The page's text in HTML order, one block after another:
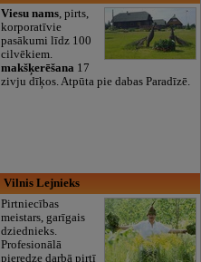
Viesu nams , pirts,
korporatīvie
pasākumi līdz 100
cilvēkiem.
makšķerēšana 17
zivju dīķos. Atpūta pie dabas Paradīzē.
Vilnis Lejnieks
Pirtniecības
meistars, garīgais
dziednieks.
Profesionālā
pieredze darbā pirtī